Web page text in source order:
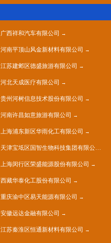
广西祥和汽车有限公司
河南平顶山风金新材料有限公司
江苏建邺区德盛旅游有限公司
河北天成医疗有限公司
贵州河树信息技术股份有限公司
河南许昌如意旅游有限公司
上海浦东新区华雨化工有限公司
天津宝坻区国智生物科技集团有限公司
上海闵行区荣盛能源股份有限公司
西藏华泰化工股份有限公司
重庆渝中区易天能源有限公司
安徽远达金融有限公司
江苏秦淮区恒通新材料有限公司